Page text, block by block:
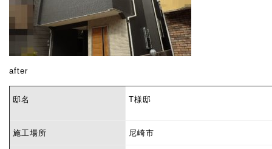
after
邸名 T様邸
施工場所 尼崎市